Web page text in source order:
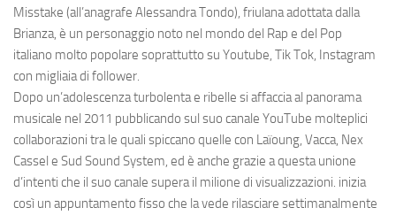
Misstake (all’anagrafe Alessandra Tondo), friulana adottata dalla
Brianza, è un personaggio noto nel mondo del Rap e del Pop
italiano molto popolare soprattutto su Youtube, Tik Tok, Instagram
con migliaia di follower.
Dopo un’adolescenza turbolenta e ribelle si affaccia al panorama
musicale nel 2011 pubblicando sul suo canale YouTube molteplici
collaborazioni tra le quali spiccano quelle con Laïoung, Vacca, Nex
Cassel e Sud Sound System, ed è anche grazie a questa unione
d’intenti che il suo canale supera il milione di visualizzazioni. inizia
così un appuntamento fisso che la vede rilasciare settimanalmente